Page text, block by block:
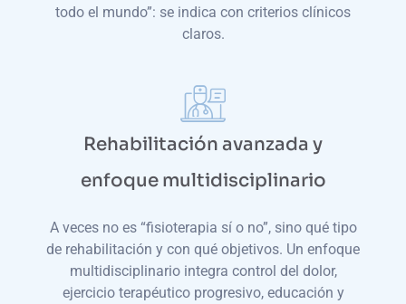
todo el mundo”: se indica con criterios clínicos
claros.
Rehabilitación avanzada y
enfoque multidisciplinario
A veces no es “fisioterapia sí o no”, sino qué tipo
de rehabilitación y con qué objetivos. Un enfoque
multidisciplinario integra control del dolor,
ejercicio terapéutico progresivo, educación y